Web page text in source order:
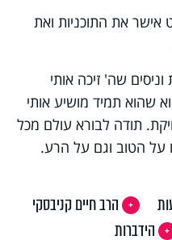
את התוכניות ואת
שה' זיכה אותי
שהוא תמיד מושיע אותי
תודה לבורא עולם מכל
על הטוב וגם על הרע.
הרב חיים קניבסקי
הידברות